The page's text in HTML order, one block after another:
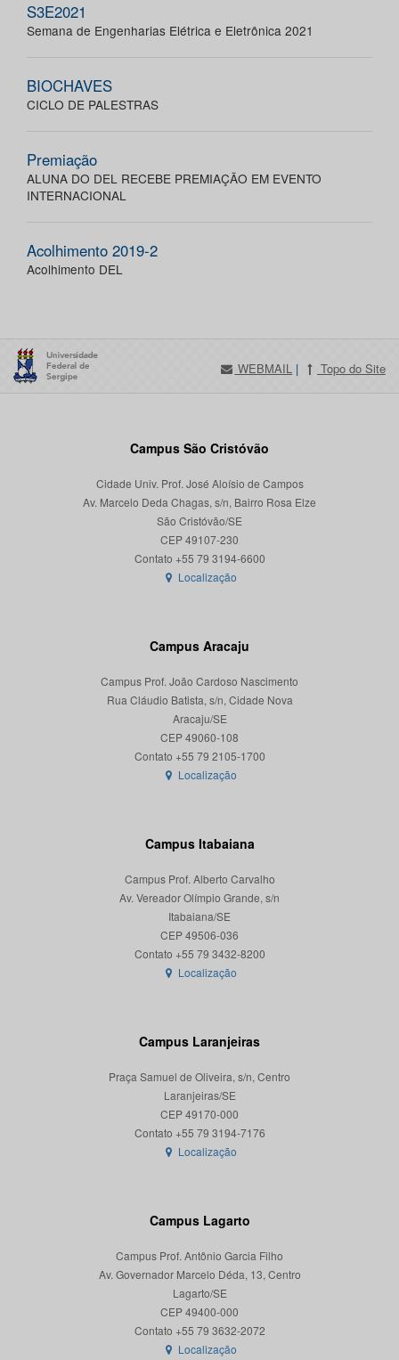
S3E2021
Semana de Engenharias Elétrica e Eletrônica 2021
BIOCHAVES
CICLO DE PALESTRAS
Premiação
ALUNA DO DEL RECEBE PREMIAÇÃO EM EVENTO
INTERNACIONAL
Acolhimento 2019-2
Acolhimento DEL
WEBMAIL | Topo do Site
Campus São Cristóvão
Cidade Univ. Prof. José Aloísio de Campos
Av. Marcelo Deda Chagas, s/n, Bairro Rosa Elze
São Cristóvão/SE
CEP 49107-230
Localização
Campus Aracaju
Campus Prof. João Cardoso Nascimento
Rua Cláudio Batista, s/n, Cidade Nova
Aracaju/SE
CEP 49060-108
Localização
Campus Itabaiana
Campus Prof. Alberto Carvalho
Av. Vereador Olímpio Grande, s/n
Itabaiana/SE
CEP 49506-036
Localização
Campus Laranjeiras
Praça Samuel de Oliveira, s/n, Centro
Laranjeiras/SE
CEP 49170-000
Localização
Campus Lagarto
Campus Prof. Antônio Garcia Filho
Av. Governador Marcelo Déda, 13, Centro
Lagarto/SE
CEP 49400-000
Localização